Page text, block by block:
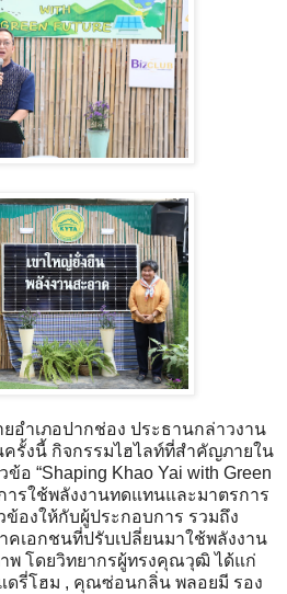
อำเภอปากช่อง ประธานกล่าวงาน
ครั้งนี้ กิจกรรมไฮไลท์ที่สำคัญภายใน
อ “Shaping Khao Yai with Green
ารใช้พลังงานทดแทนและมาตรการ
องให้กับผู้ประกอบการ รวมถึง
คเอกชนที่ปรับเปลี่ยนมาใช้พลังงาน
พ โดยวิทยากรผู้ทรงคุณวุฒิ ได้แก่
รี่โฮม , คุณซ่อนกลิ่น พลอยมี รอง